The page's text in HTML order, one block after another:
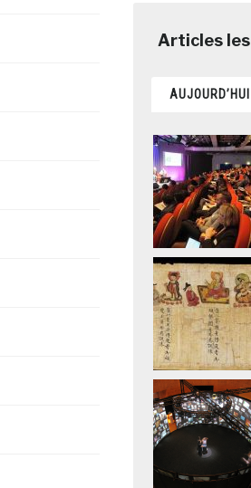
64.440
50.984
50.821
48.413
46.525
45.163
42.922
37.150
30.503
AUJOURD’HUI